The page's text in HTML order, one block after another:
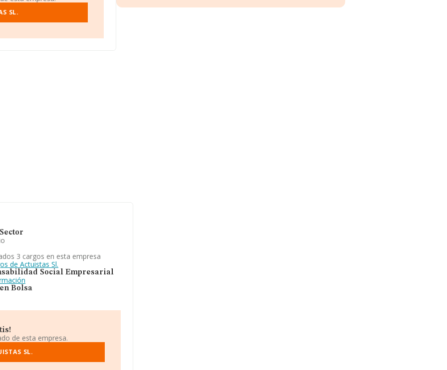
a nivel nacional la
promedio de la facturación
ventas han obtenido los
SL.
3 cargos en esta empresa
de Actuistas Sl.
Social Empresarial
Bolsa
de esta empresa.
SL.